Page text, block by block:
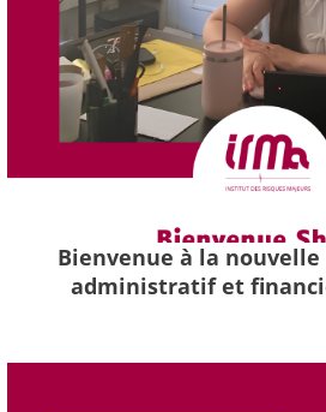
Bienvenue à la
administratif et